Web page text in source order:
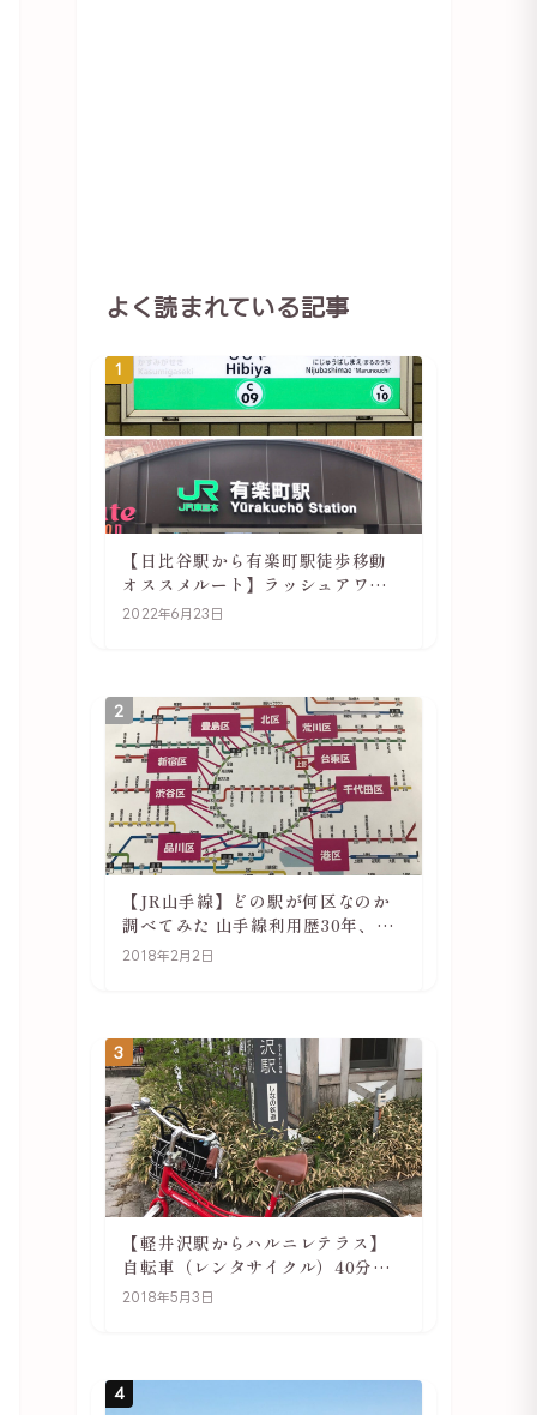
よく読まれている記事
1
【日比谷駅から有楽町駅徒歩移動
オススメルート】ラッシュアワー
でも快適
2022年6月23日
2
【JR山手線】どの駅が何区なのか
調べてみた 山手線利用歴30年、私
の考察
2018年2月2日
3
【軽井沢駅からハルニレテラス】
自転車（レンタサイクル）40分で
行ける 軽井沢旅行は自転車利用が
2018年5月3日
4